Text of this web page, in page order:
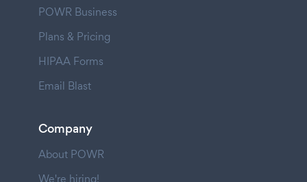
POWR Business
Plans & Pricing
HIPAA Forms
Email Blast
Company
About POWR
We're hiring!